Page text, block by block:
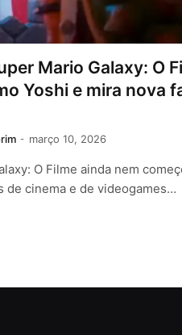
Mario Galaxy: O
Yoshi e mira nova
março 10, 2026
O Filme ainda nem
de cinema e de videogames…